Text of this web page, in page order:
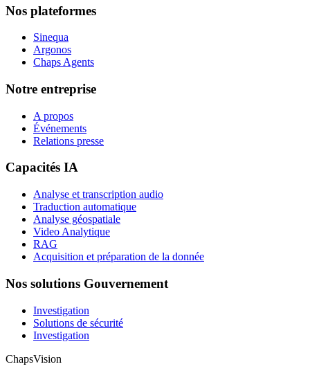
Nos plateformes
Sinequa
Argonos
Chaps Agents
Notre entreprise
A propos
Événements
Relations presse
Capacités IA
Analyse et transcription audio
Traduction automatique
Analyse géospatiale
Video Analytique
RAG
Acquisition et préparation de la donnée
Nos solutions Gouvernement
Investigation
Solutions de sécurité
Investigation
ChapsVision